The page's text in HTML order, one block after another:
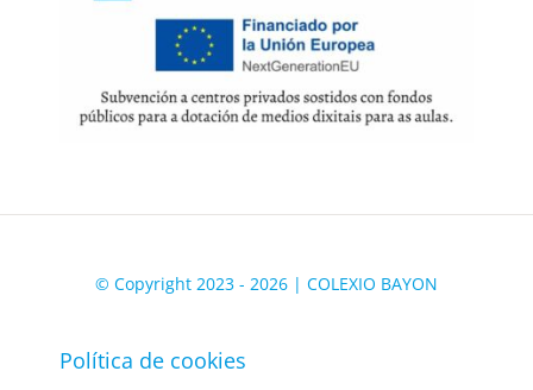
© Copyright 2023 - 2026 | COLEXIO BAYON
Política de cookies